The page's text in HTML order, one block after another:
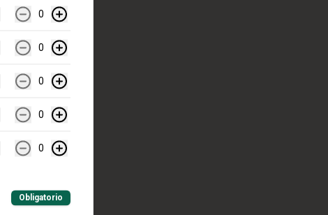
0
0
0
0
0
Obligatorio